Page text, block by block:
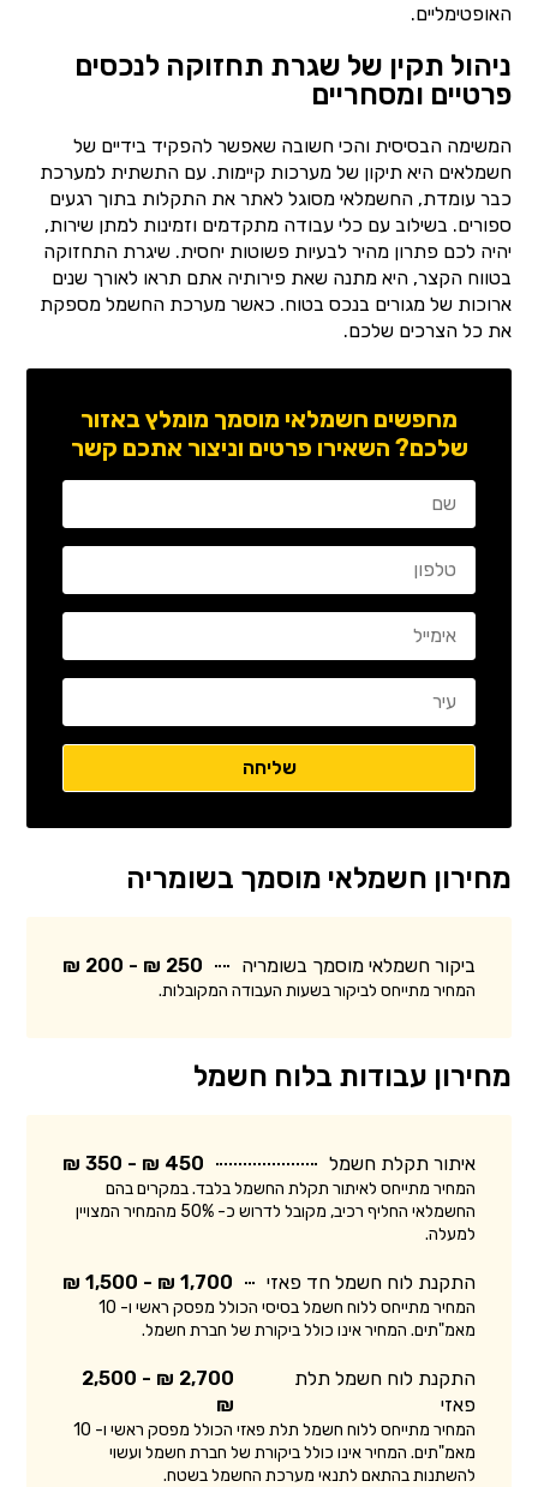
האופטימליים.
ניהול תקין של שגרת תחזוקה לנכסים
פרטיים ומסחריים
המשימה הבסיסית והכי חשובה שאפשר להפקיד בידיים של
חשמלאים היא תיקון של מערכות קיימות. עם התשתית למערכת
כבר עומדת, החשמלאי מסוגל לאתר את התקלות בתוך רגעים
ספורים. בשילוב עם כלי עבודה מתקדמים וזמינות למתן שירות,
יהיה לכם פתרון מהיר לבעיות פשוטות יחסית. שיגרת התחזוקה
בטווח הקצר, היא מתנה שאת פירותיה אתם תראו לאורך שנים
ארוכות של מגורים בנכס בטוח. כאשר מערכת החשמל מספקת
את כל הצרכים שלכם.
מחפשים חשמלאי מוסמך מומלץ באזור
שלכם? השאירו פרטים וניצור אתכם קשר
מחירון חשמלאי מוסמך בשומריה
ביקור חשמלאי מוסמך בשומריה 250 ₪ - 200 ₪
המחיר מתייחס לביקור בשעות העבודה המקובלות.
מחירון עבודות בלוח חשמל
איתור תקלת חשמל 450 ₪ - 350 ₪
המחיר מתייחס לאיתור תקלת החשמל בלבד. במקרים בהם
החשמלאי החליף רכיב, מקובל לדרוש כ- 50% מהמחיר המצויין
למעלה.
התקנת לוח חשמל חד פאזי 1,700 ₪ - 1,500 ₪
המחיר מתייחס ללוח חשמל בסיסי הכולל מפסק ראשי ו- 10
מאמ"תים. המחיר אינו כולל ביקורת של חברת חשמל.
התקנת לוח חשמל תלת
פאזי
2,700 ₪ - 2,500
₪
המחיר מתייחס ללוח חשמל תלת פאזי הכולל מפסק ראשי ו- 10
מאמ"תים. המחיר אינו כולל ביקורת של חברת חשמל ועשוי
להשתנות בהתאם לתנאי מערכת החשמל בשטח.